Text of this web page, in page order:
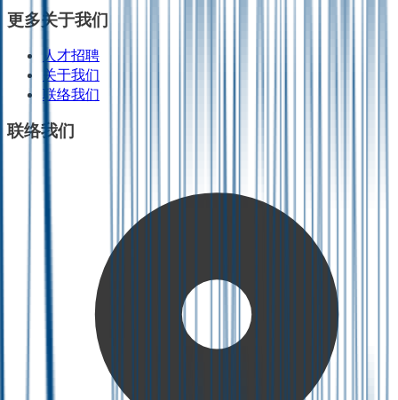
更多关于我们
人才招聘
关于我们
联络我们
联络我们